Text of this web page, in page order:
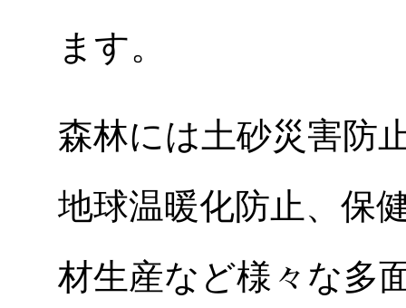
ます。
森林には土砂災害防
地球温暖化防止、保
材生産など様々な多